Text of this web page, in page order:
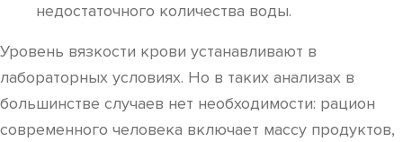
недостаточного количества воды.
Уровень вязкости крови устанавливают в
лабораторных условиях. Но в таких анализах в
большинстве случаев нет необходимости: рацион
современного человека включает массу продуктов,